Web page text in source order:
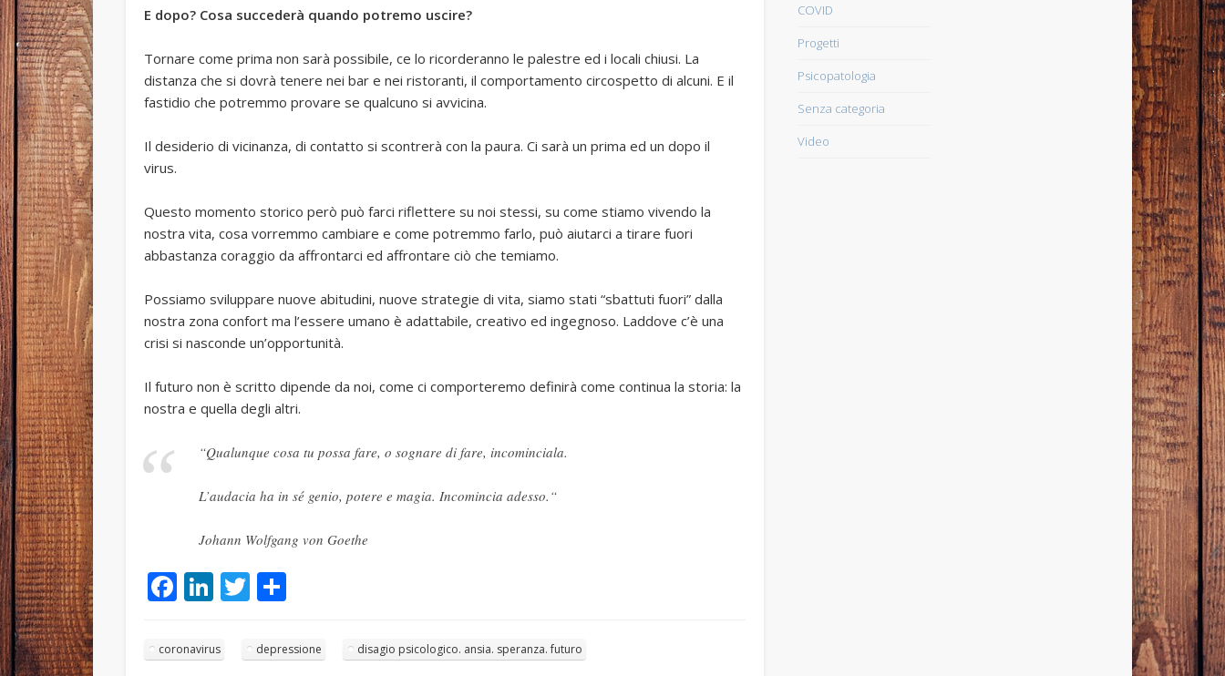
E dopo? Cosa succederà quando potremo uscire?
Tornare come prima non sarà possibile, ce lo ricorderanno le palestre ed i locali chiusi. La
distanza che si dovrà tenere nei bar e nei ristoranti, il comportamento circospetto di alcuni. E il
fastidio che potremmo provare se qualcuno si avvicina.
Il desiderio di vicinanza, di contatto si scontrerà con la paura. Ci sarà un prima ed un dopo il
virus.
Questo momento storico però può farci riflettere su noi stessi, su come stiamo vivendo la
nostra vita, cosa vorremmo cambiare e come potremmo farlo, può aiutarci a tirare fuori
abbastanza coraggio da affrontarci ed affrontare ciò che temiamo.
Possiamo sviluppare nuove abitudini, nuove strategie di vita, siamo stati “sbattuti fuori” dalla
nostra zona confort ma l’essere umano è adattabile, creativo ed ingegnoso. Laddove c’è una
crisi si nasconde un’opportunità.
Il futuro non è scritto dipende da noi, come ci comporteremo definirà come continua la storia: la
nostra e quella degli altri.
“Qualunque cosa tu possa fare, o sognare di fare, incominciala.
L’audacia ha in sé genio, potere e magia. Incomincia adesso.“
Johann Wolfgang von Goethe
Facebook
LinkedIn
Twitter
coronavirus depressione disagio psicologico. ansia. speranza. futuro
COVID
Progetti
Psicopatologia
Senza categoria
Video